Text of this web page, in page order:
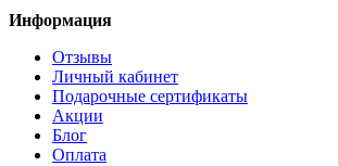
Информация
Отзывы
Личный кабинет
Подарочные сертификаты
Акции
Блог
Оплата